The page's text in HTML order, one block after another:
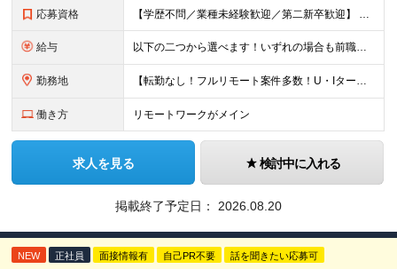
応募資格 【学歴不問／業種未経験歓迎／第二新卒歓迎】 ■IT・システムエンジニアの実務経験をお持ちの方※工程や使用言語、経験年数は不問 ◎転職回数は不問 ＼下記のような方にオススメ／ ・安定した収入を得たい方
給与 以下の二つから選べます！いずれの場合も前職の給与を考盛し給与シミュレーションを作成します。 【プロセス型（コツコツ給与を上げたい方向け）】 ■月給25万円～50万円 ※年齢や社歴、仕事の取り組み姿勢
勤務地 【転勤なし！フルリモート案件多数！U・Iターン歓迎】 一都三県を中心に豊富な案件を保有しております！ 東京・愛知・大阪・広島・福岡・新潟の 各プロジェクト先または自社拠点 ※勤務地は希望を考慮します
働き方 リモートワークがメイン
求人を見る 検討中に入れる
掲載終了予定日： 2026.08.20
NEW 正社員 面接情報有 自己PR不要 話を聞きたい応募可